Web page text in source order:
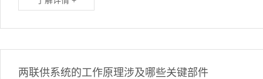
两联供系统的工作原理涉及哪些关键部件